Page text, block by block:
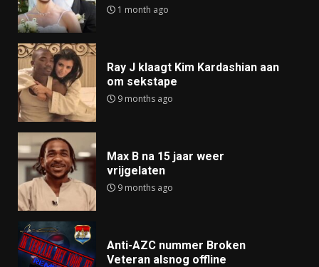
1 month ago
Ray J klaagt Kim Kardashian aan
om sekstape
9 months ago
Max B na 15 jaar weer
vrijgelaten
9 months ago
Anti-AZC nummer Broken
Veteran alsnog offline